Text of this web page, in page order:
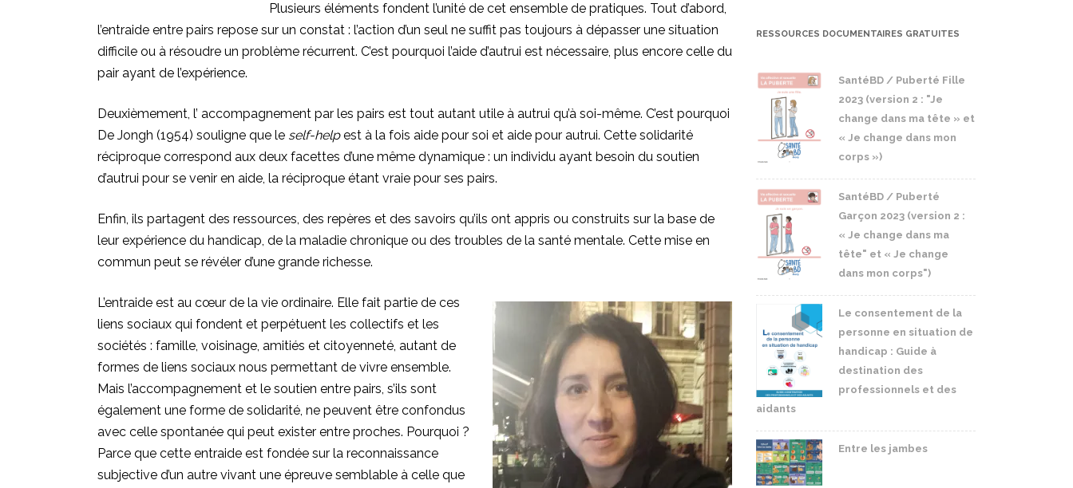
Plusieurs éléments fondent l’unité de cet ensemble de pratiques. Tout d’abord,
l’entraide entre pairs repose sur un constat : l’action d’un seul ne suffit pas toujours à dépasser une situation
difficile ou à résoudre un problème récurrent. C’est pourquoi l’aide d’autrui est nécessaire, plus encore celle du
pair ayant de l’expérience.
Deuxièmement, l’ accompagnement par les pairs est tout autant utile à autrui qu’à soi-même. C’est pourquoi
De Jongh (1954) souligne que le self-helpest à la fois aide pour soi et aide pour autrui. Cette solidarité
réciproque correspond aux deux facettes d’une même dynamique : un individu ayant besoin du soutien
d’autrui pour se venir en aide, la réciproque étant vraie pour ses pairs.
Enfin, ils partagent des ressources, des repères et des savoirs qu’ils ont appris ou construits sur la base de
leur expérience du handicap, de la maladie chronique ou des troubles de la santé mentale. Cette mise en
commun peut se révéler d’une grande richesse.
L’entraide est au cœur de la vie ordinaire. Elle fait partie de ces
liens sociaux qui fondent et perpétuent les collectifs et les
sociétés : famille, voisinage, amitiés et citoyenneté, autant de
formes de liens sociaux nous permettant de vivre ensemble.
Mais l’accompagnement et le soutien entre pairs, s’ils sont
également une forme de solidarité, ne peuvent être confondus
avec celle spontanée qui peut exister entre proches. Pourquoi ?
Parce que cette entraide est fondée sur la reconnaissance
subjective d’un autre vivant une épreuve semblable à celle que
RESSOURCES DOCUMENTAIRES GRATUITES
SantéBD / Puberté Fille
2023 (version 2 : "Je
change dans ma tête » et
« Je change dans mon
corps »)
SantéBD / Puberté
Garçon 2023 (version 2 :
« Je change dans ma
tête" et « Je change
dans mon corps")
Le consentement de la
personne en situation de
handicap : Guide à
destination des
professionnels et des
aidants
Entre les jambes